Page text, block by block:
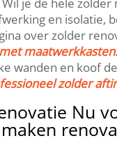
en isolatie,
over zolder
maatwerkkasten
wanden en koof
zolder
Nu